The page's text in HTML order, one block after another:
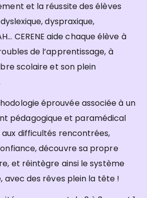
et la réussite des élèves
dyspraxique,
CERENE aide chaque élève à
de l’apprentissage, à
scolaire et son plein
éprouvée associée à un
pédagogique et paramédical
difficultés rencontrées,
découvre sa propre
et réintègre ainsi le système
avec des rêves plein la tête !